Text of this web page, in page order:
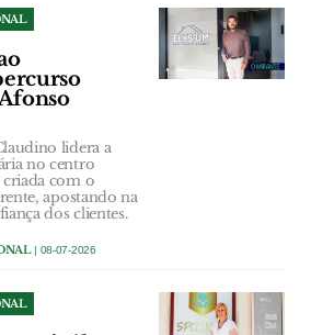
lidera a
no centro
com o
apostando na
dos clientes.
| 08-07-2026